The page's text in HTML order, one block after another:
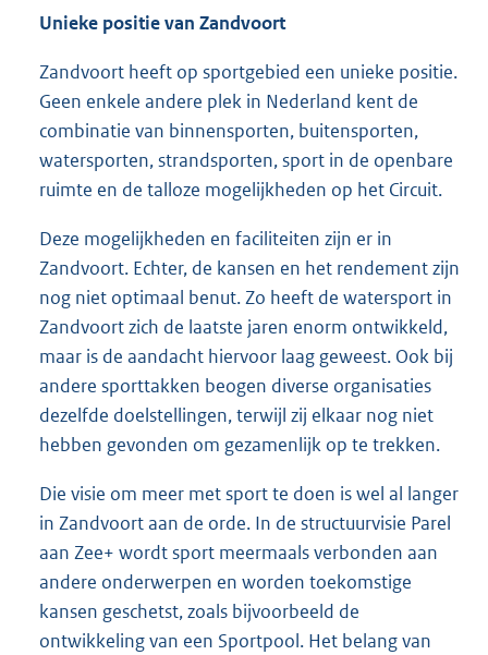
Unieke positie van Zandvoort
Zandvoort heeft op sportgebied een unieke positie.
Geen enkele andere plek in Nederland kent de
combinatie van binnensporten, buitensporten,
watersporten, strandsporten, sport in de openbare
ruimte en de talloze mogelijkheden op het Circuit.
Deze mogelijkheden en faciliteiten zijn er in
Zandvoort. Echter, de kansen en het rendement zijn
nog niet optimaal benut. Zo heeft de watersport in
Zandvoort zich de laatste jaren enorm ontwikkeld,
maar is de aandacht hiervoor laag geweest. Ook bij
andere sporttakken beogen diverse organisaties
dezelfde doelstellingen, terwijl zij elkaar nog niet
hebben gevonden om gezamenlijk op te trekken.
Die visie om meer met sport te doen is wel al langer
in Zandvoort aan de orde. In de structuurvisie Parel
aan Zee+ wordt sport meermaals verbonden aan
andere onderwerpen en worden toekomstige
kansen geschetst, zoals bijvoorbeeld de
ontwikkeling van een Sportpool. Het belang van